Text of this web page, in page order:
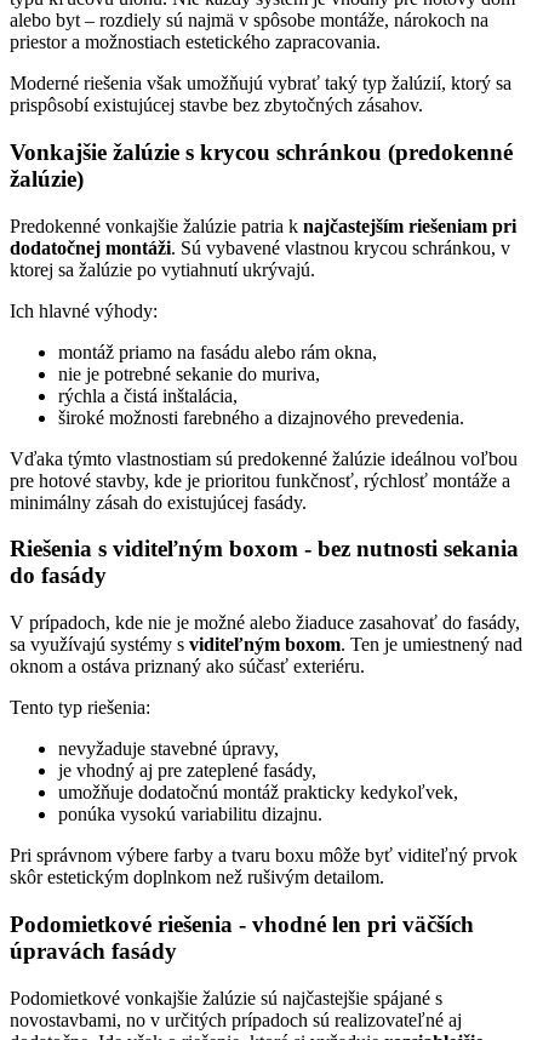
alebo byt – rozdiely sú najmä v spôsobe montáže, nárokoch na
priestor a možnostiach estetického zapracovania.
Moderné riešenia však umožňujú vybrať taký typ žalúzií, ktorý sa
prispôsobí existujúcej stavbe bez zbytočných zásahov.
Vonkajšie žalúzie s krycou schránkou (predokenné
žalúzie)
Predokenné vonkajšie žalúzie patria k najčastejším riešeniam pri
dodatočnej montáži. Sú vybavené vlastnou krycou schránkou, v
ktorej sa žalúzie po vytiahnutí ukrývajú.
Ich hlavné výhody:
montáž priamo na fasádu alebo rám okna,
nie je potrebné sekanie do muriva,
rýchla a čistá inštalácia,
široké možnosti farebného a dizajnového prevedenia.
Vďaka týmto vlastnostiam sú predokenné žalúzie ideálnou voľbou
pre hotové stavby, kde je prioritou funkčnosť, rýchlosť montáže a
minimálny zásah do existujúcej fasády.
Riešenia s viditeľným boxom - bez nutnosti sekania
do fasády
V prípadoch, kde nie je možné alebo žiaduce zasahovať do fasády,
sa využívajú systémy s viditeľným boxom. Ten je umiestnený nad
oknom a ostáva priznaný ako súčasť exteriéru.
Tento typ riešenia:
nevyžaduje stavebné úpravy,
je vhodný aj pre zateplené fasády,
umožňuje dodatočnú montáž prakticky kedykoľvek,
ponúka vysokú variabilitu dizajnu.
Pri správnom výbere farby a tvaru boxu môže byť viditeľný prvok
skôr estetickým doplnkom než rušivým detailom.
Podomietkové riešenia - vhodné len pri väčších
úpravách fasády
Podomietkové vonkajšie žalúzie sú najčastejšie spájané s
novostavbami, no v určitých prípadoch sú realizovateľné aj